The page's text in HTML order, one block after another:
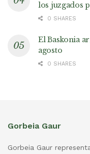
los juzgados
0 SHARES
El Baskonia
agosto
0 SHARES
Gorbeia Gaur
Gorbeia Gaur